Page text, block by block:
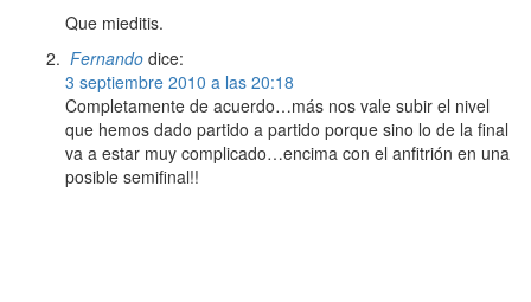
Que mieditis.
Fernando dice:
3 septiembre 2010 a las 20:18
Completamente de acuerdo…más nos vale subir el nivel
que hemos dado partido a partido porque sino lo de la final
va a estar muy complicado…encima con el anfitrión en una
posible semifinal!!